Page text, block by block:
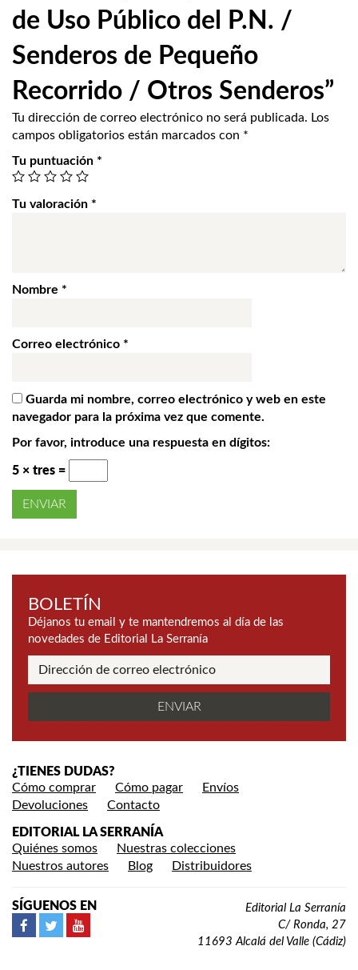
de Uso Público del P.N. /
Senderos de Pequeño
Recorrido / Otros Senderos”
Tu dirección de correo electrónico no será publicada. Los
campos obligatorios están marcados con *
Tu puntuación *
Tu valoración *
Nombre *
Correo electrónico *
Guarda mi nombre, correo electrónico y web en este
navegador para la próxima vez que comente.
Por favor, introduce una respuesta en dígitos:
5 × tres =
BOLETÍN
Déjanos tu email y te mantendremos al día de las
novedades de Editorial La Serranía
¿TIENES DUDAS?
Cómo comprar
Cómo pagar
Envíos
Devoluciones
Contacto
EDITORIAL LA SERRANÍA
Quiénes somos
Nuestras colecciones
Nuestros autores
Blog Distribuidores
SÍGUENOS EN
Editorial La Serranía
C/ Ronda, 27
11693 Alcalá del Valle (Cádiz)